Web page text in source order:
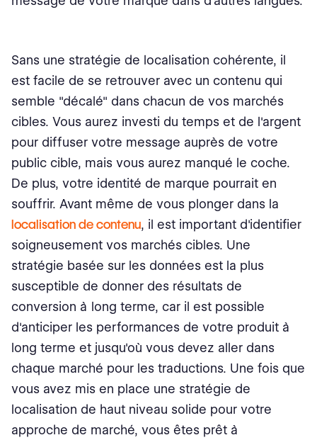
Sans une stratégie de localisation cohérente, il
est facile de se retrouver avec un contenu qui
semble "décalé" dans chacun de vos marchés
cibles. Vous aurez investi du temps et de l'argent
pour diffuser votre message auprès de votre
public cible, mais vous aurez manqué le coche.
De plus, votre identité de marque pourrait en
souffrir. Avant même de vous plonger dans la
localisation de contenu, il est important d'identifier
soigneusement vos marchés cibles. Une
stratégie basée sur les données est la plus
susceptible de donner des résultats de
conversion à long terme, car il est possible
d'anticiper les performances de votre produit à
long terme et jusqu'où vous devez aller dans
chaque marché pour les traductions. Une fois que
vous avez mis en place une stratégie de
localisation de haut niveau solide pour votre
approche de marché, vous êtes prêt à